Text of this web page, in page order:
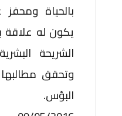
بالحياة
يكون له
الشريحة
وتحقق
البؤس.